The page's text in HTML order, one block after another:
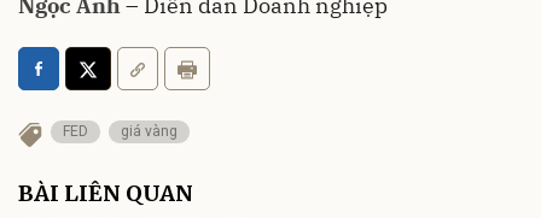
FED giá vàng
BÀI LIÊN QUAN